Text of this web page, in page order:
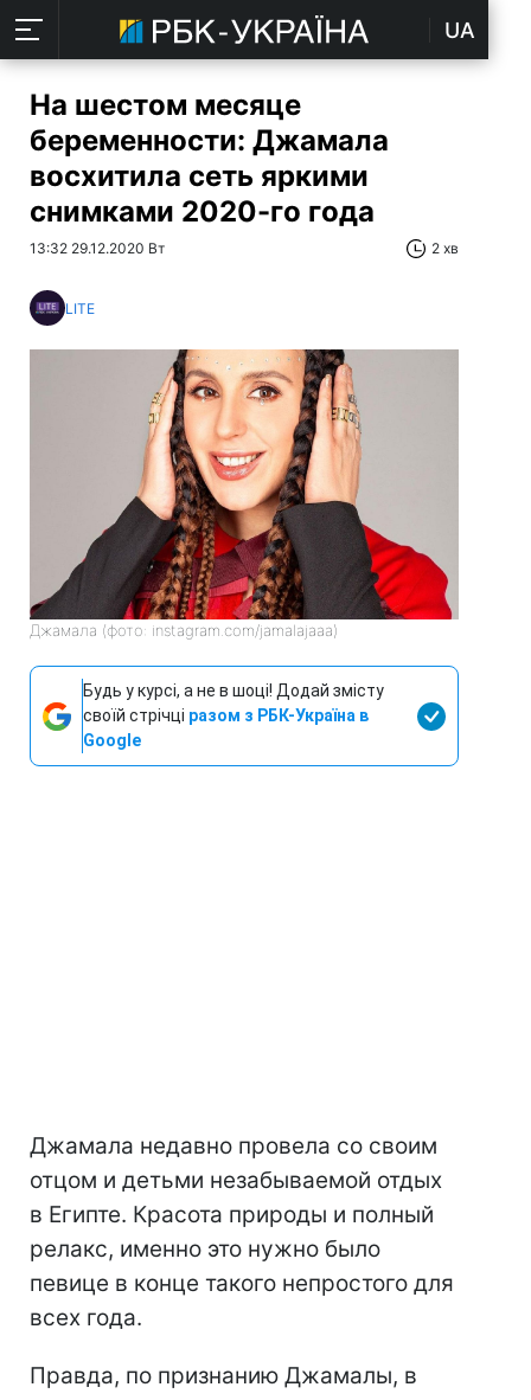
UA
На шестом месяце
беременности: Джамала
восхитила сеть яркими
снимками 2020-го года
13:32 29.12.2020 Вт 2 хв
LITE
Джамала (фото: instagram.com/jamalajaaa)
Будь у курсі, а не в шоці! Додай змісту
своїй стрічці разом з РБК-Україна в
Google
Джамала недавно провела со своим
отцом и детьми незабываемой отдых
в Египте. Красота природы и полный
релакс, именно это нужно было
певице в конце такого непростого для
всех года.
Правда, по признанию Джамалы, в